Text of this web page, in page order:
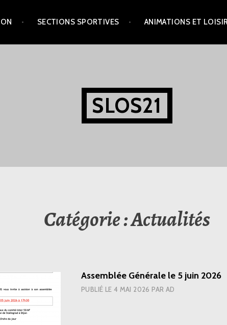
SECTIONS SPORTIVES ANIMATIONS ET
SLOS21
Catégorie :Actualités
Assemblée Générale le 5 juin 2026
PUBLIÉ LE 4 MAI 2026 PAR AD